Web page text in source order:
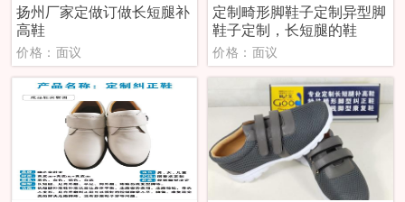
扬州厂家定做订做长短腿补
高鞋
价格：面议
定制畸形脚鞋子定制异型脚
鞋子定制，长短腿的鞋
价格：面议